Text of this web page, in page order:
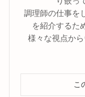
調理師の仕事を
を紹介するた
様々な視点か
こ